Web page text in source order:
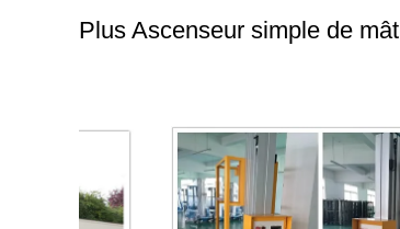
Plus Ascenseur simple de mât